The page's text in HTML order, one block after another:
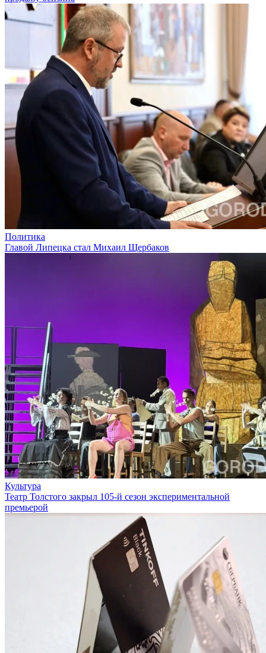
Политика
Главой Липецка стал Михаил Щербаков
Культура
Театр Толстого закрыл 105-й сезон экспериментальной
премьерой